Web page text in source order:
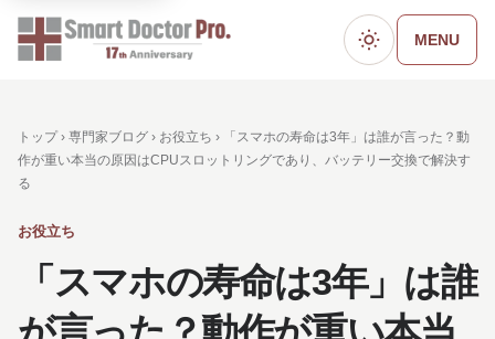
ダークモード
MENU
トップ › 専門家ブログ › お役立ち › 「スマホの寿命は3年」は誰が言った？動
作が重い本当の原因はCPUスロットリングであり、バッテリー交換で解決す
る
お役立ち
「スマホの寿命は3年」は誰